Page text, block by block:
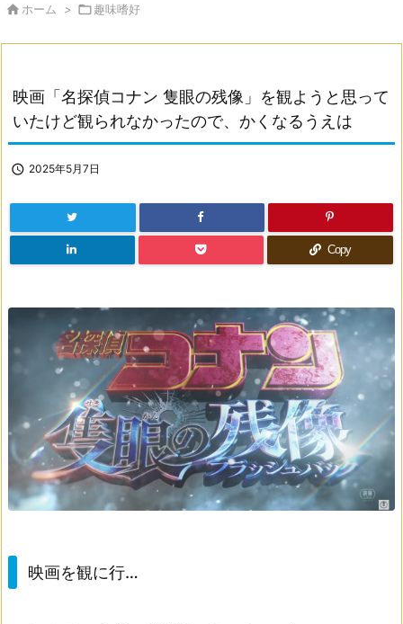
 ホーム > 趣味嗜好
映画「名探偵コナン 隻眼の残像」を観ようと思って
いたけど観られなかったので、かくなるうえは
 2025年5月7日
Copy
映画を観に行…